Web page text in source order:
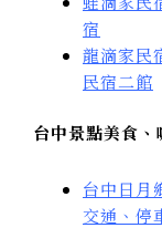
宿
龍滴家民
民宿二館
台中景點美食
台中日月
交通、停